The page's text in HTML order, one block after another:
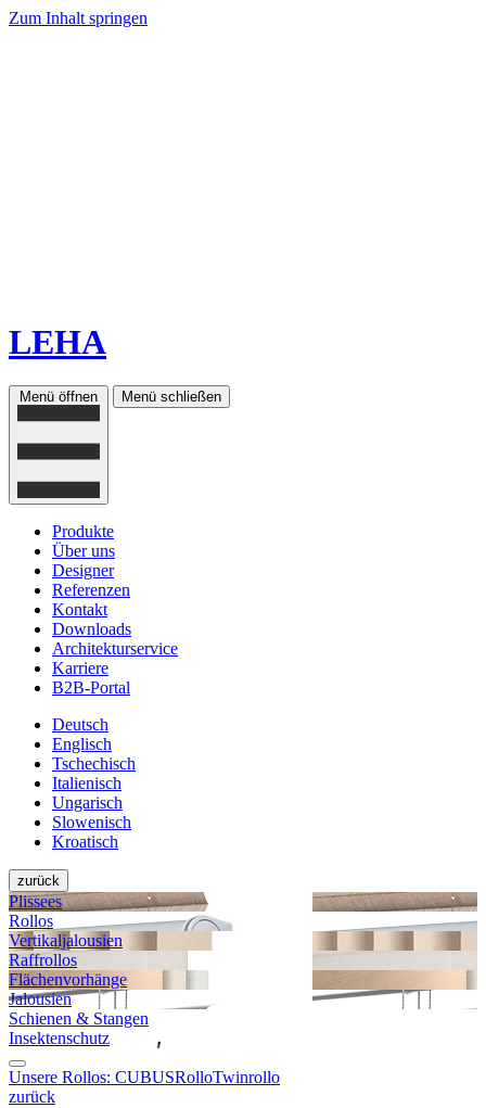
Zum Inhalt springen
LEHA
Menü öffnen Menü schließen
Produkte
Über uns
Designer
Referenzen
Kontakt
Downloads
Architekturservice
Karriere
B2B-Portal
Deutsch
Englisch
Tschechisch
Italienisch
Ungarisch
Slowenisch
Kroatisch
zurück
Plissees
Rollos
Vertikal­jalousien
Raffrollos
Flächen­vorhänge
Jalousien
Schienen & Stangen
Insekten­schutz
Unsere Rollos: CUBUSRolloTwinrollo
zurück